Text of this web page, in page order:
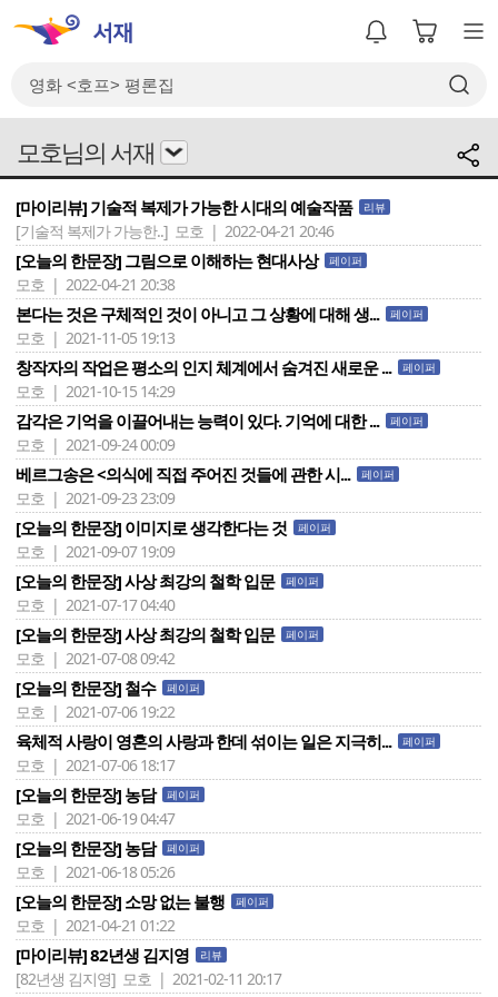
모호님의 서재
[마이리뷰] 기술적 복제가 가능한 시대의 예술작품 리뷰
[기술적 복제가 가능한..] 모호 | 2022-04-21 20:46
[오늘의 한문장] 그림으로 이해하는 현대사상 페이퍼
모호 | 2022-04-21 20:38
본다는 것은 구체적인 것이 아니고 그 상황에 대해 생... 페이퍼
모호 | 2021-11-05 19:13
창작자의 작업은 평소의 인지 체계에서 숨겨진 새로운 ... 페이퍼
모호 | 2021-10-15 14:29
감각은 기억을 이끌어내는 능력이 있다. 기억에 대한 ... 페이퍼
모호 | 2021-09-24 00:09
베르그송은 <의식에 직접 주어진 것들에 관한 시... 페이퍼
모호 | 2021-09-23 23:09
[오늘의 한문장] 이미지로 생각한다는 것 페이퍼
모호 | 2021-09-07 19:09
[오늘의 한문장] 사상 최강의 철학 입문 페이퍼
모호 | 2021-07-17 04:40
[오늘의 한문장] 사상 최강의 철학 입문 페이퍼
모호 | 2021-07-08 09:42
[오늘의 한문장] 철수 페이퍼
모호 | 2021-07-06 19:22
육체적 사랑이 영혼의 사랑과 한데 섞이는 일은 지극히... 페이퍼
모호 | 2021-07-06 18:17
[오늘의 한문장] 농담 페이퍼
모호 | 2021-06-19 04:47
[오늘의 한문장] 농담 페이퍼
모호 | 2021-06-18 05:26
[오늘의 한문장] 소망 없는 불행 페이퍼
모호 | 2021-04-21 01:22
[마이리뷰] 82년생 김지영 리뷰
[82년생 김지영] 모호 | 2021-02-11 20:17